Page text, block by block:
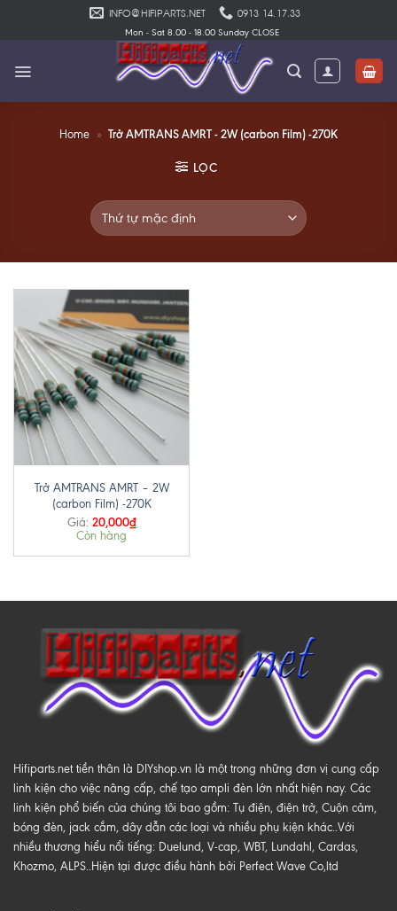
INFO@HIFIPARTS.NET 0913 14.17.33
Mon - Sat 8.00 - 18.00 Sunday CLOSE
Home » Trở AMTRANS AMRT - 2W (carbon Film) -270K
LỌC
Trở AMTRANS AMRT – 2W
(carbon Film) -270K
Giá: 20,000₫
Còn hàng
Hifiparts.net tiền thân là DIYshop.vn là một trong những đơn vị cung cấp
linh kiện cho việc nâng cấp, chế tạo ampli đèn lớn nhất hiện nay. Các
linh kiện phổ biến của chúng tôi bao gồm: Tụ điện, điện trở, Cuộn cảm,
bóng đèn, jack cắm, dây dẫn các loại và nhiều phụ kiện khác..Với
nhiều thương hiểu nổi tiếng: Duelund, V-cap, WBT, Lundahl, Cardas,
Khozmo, ALPS..Hiện tại được điều hành bởi Perfect Wave Co,ltd